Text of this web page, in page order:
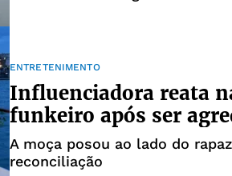
ENTRETENIMENTO
Influenciadora reata
funkeiro após ser
A moça posou ao lado do
reconciliação